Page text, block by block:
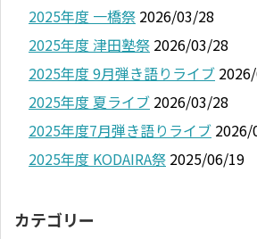
2025年度 一橋祭 2026/03/28
2025年度 津田塾祭 2026/03/28
2025年度 9月弾き語りライブ
2025年度 夏ライブ 2026/03/28
2025年度7月弾き語りライブ 2026/
2025年度 KODAIRA祭 2025/06/19
カテゴリー